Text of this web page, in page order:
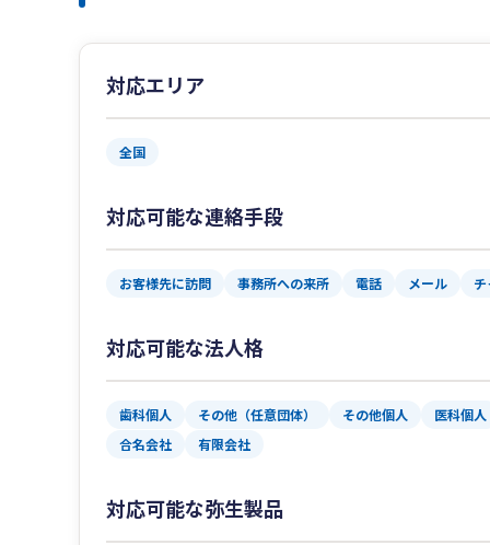
対応エリア
全国
対応可能な連絡手段
お客様先に訪問 事務所への来所 電話 メール
対応可能な法人格
歯科個人 その他（任意団体） その他個人
医科個人
合名会社
有限会社
対応可能な弥生製品